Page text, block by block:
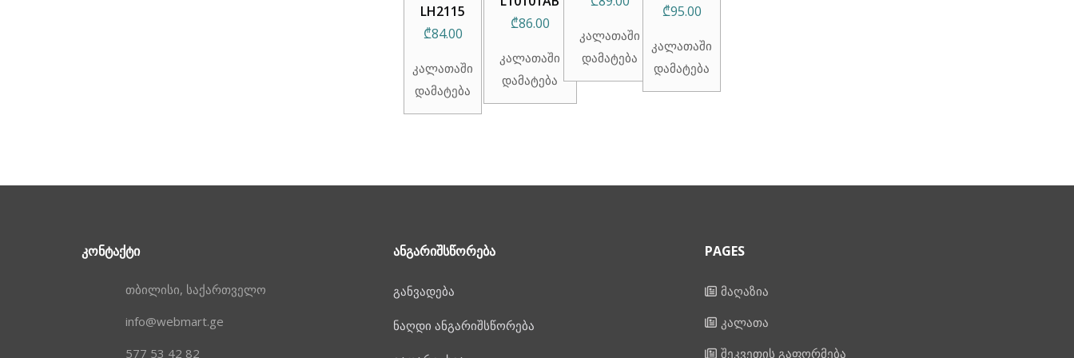
LH2115
₾84.00
კალათაში
დამატება
₾86.00
კალათაში
დამატება
კალათაში
დამატება
₾95.00
კალათაში
დამატება
ᲙᲝᲜᲢᲐᲥᲢᲘ
თბილისი, საქართველო
info@webmart.ge
577 53 42 82
ᲐᲜᲒᲐᲠᲘᲨᲡᲬᲝᲠᲔᲑᲐ
განვადება
ნაღდი ანგარიშსწორება
PAGES
მაღაზია
კალათა
შეკვეთის გაფორმება